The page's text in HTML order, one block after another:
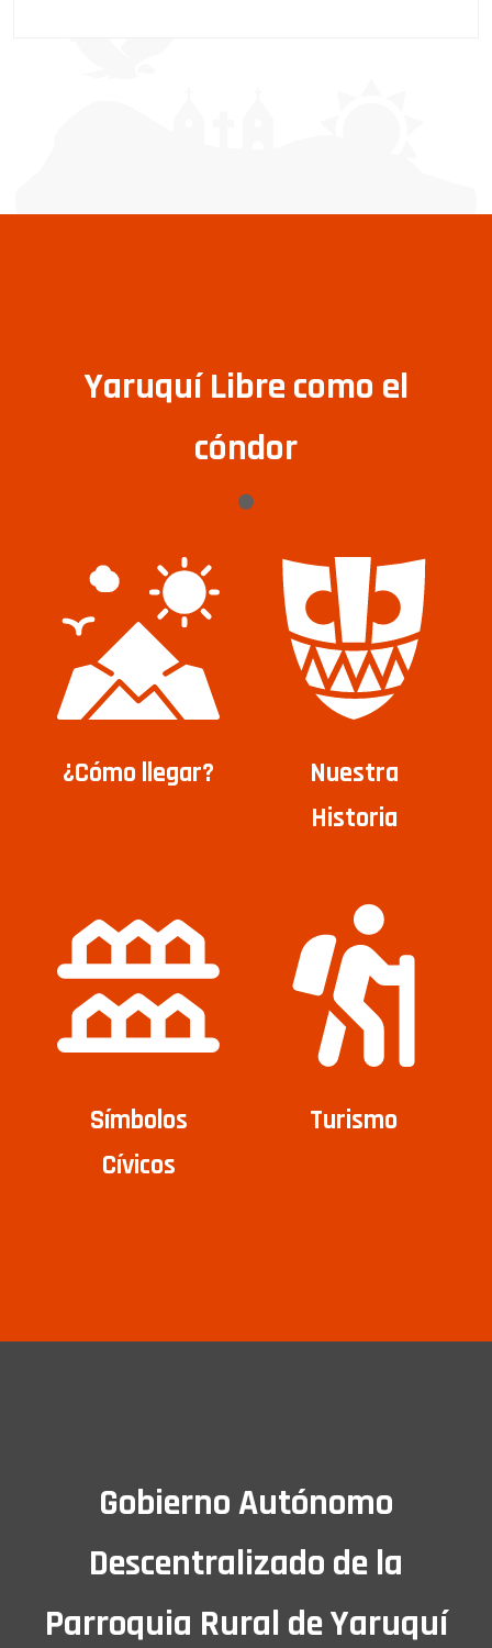
Yaruquí Libre como el
cóndor
¿Cómo llegar?
Nuestra
Historia
Símbolos
Cívicos
Turismo
Gobierno Autónomo
Descentralizado de la
Parroquia Rural de Yaruquí